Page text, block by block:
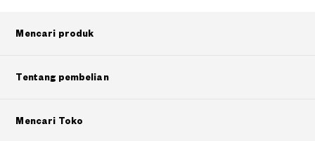
Mencari produk
Tentang pembelian
Mencari Toko